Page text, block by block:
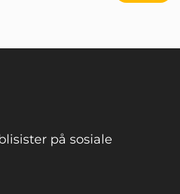
på sosiale